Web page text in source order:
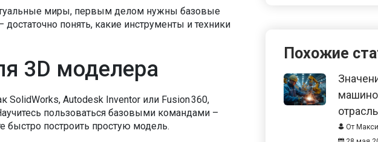
миры, первым делом нужны базовые
понять, какие инструменты и техники
3D моделера
SolidWorks, Autodesk Inventor или Fusion 360,
пользоваться базовыми командами –
построить простую модель.
Похожие
От